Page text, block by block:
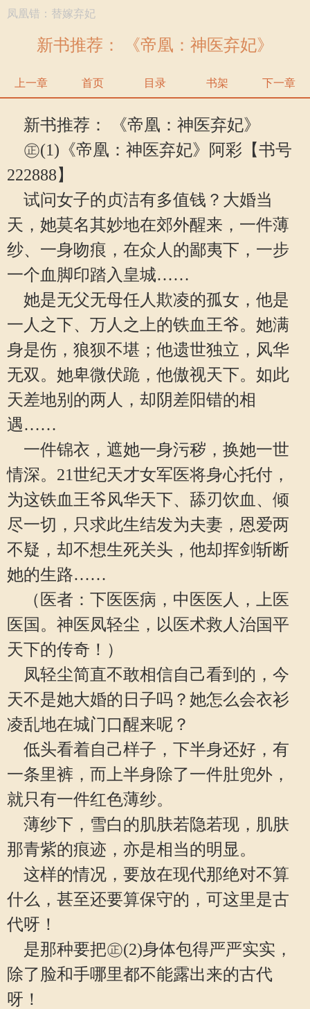
凤凰错：替嫁弃妃
新书推荐： 《帝凰：神医弃妃》
上一章 首页 目录 书架 下一章
新书推荐： 《帝凰：神医弃妃》
㊣(1)《帝凰：神医弃妃》阿彩【书号
222888】
试问女子的贞洁有多值钱？大婚当
天，她莫名其妙地在郊外醒来，一件薄
纱、一身吻痕，在众人的鄙夷下，一步
一个血脚印踏入皇城……
她是无父无母任人欺凌的孤女，他是
一人之下、万人之上的铁血王爷。她满
身是伤，狼狈不堪；他遗世独立，风华
无双。她卑微伏跪，他傲视天下。如此
天差地别的两人，却阴差阳错的相
遇……
一件锦衣，遮她一身污秽，换她一世
情深。21世纪天才女军医将身心托付，
为这铁血王爷风华天下、舔刃饮血、倾
尽一切，只求此生结发为夫妻，恩爱两
不疑，却不想生死关头，他却挥剑斩断
她的生路……
（医者：下医医病，中医医人，上医
医国。神医凤轻尘，以医术救人治国平
天下的传奇！）
凤轻尘简直不敢相信自己看到的，今
天不是她大婚的日子吗？她怎么会衣衫
凌乱地在城门口醒来呢？
低头看着自己样子，下半身还好，有
一条里裤，而上半身除了一件肚兜外，
就只有一件红色薄纱。
薄纱下，雪白的肌肤若隐若现，肌肤
那青紫的痕迹，亦是相当的明显。
这样的情况，要放在现代那绝对不算
什么，甚至还要算保守的，可这里是古
代呀！
是那种要把㊣(2)身体包得严严实实，
除了脸和手哪里都不能露出来的古代
呀！